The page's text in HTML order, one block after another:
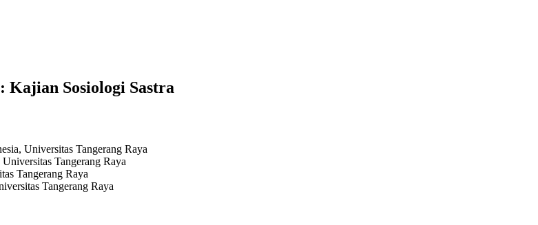
Kajian Sosiologi Sastra
Universitas Tangerang Raya
Tangerang Raya
Tangerang Raya
Tangerang Raya